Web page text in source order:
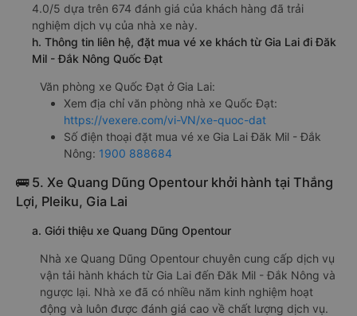
4.0/5 dựa trên 674 đánh giá của khách hàng đã trải
nghiệm dịch vụ của nhà xe này.
h. Thông tin liên hệ, đặt mua vé xe khách từ Gia Lai đi Đăk
Mil - Đắk Nông Quốc Đạt
Văn phòng xe Quốc Đạt ở Gia Lai:
Xem địa chỉ văn phòng nhà xe Quốc Đạt:
https://vexere.com/vi-VN/xe-quoc-dat
Số điện thoại đặt mua vé xe Gia Lai Đăk Mil - Đắk
Nông: 1900 888684
🚌 5. Xe Quang Dũng Opentour khởi hành tại Thắng
Lợi, Pleiku, Gia Lai
a. Giới thiệu xe Quang Dũng Opentour
Nhà xe Quang Dũng Opentour chuyên cung cấp dịch vụ
vận tải hành khách từ Gia Lai đến Đăk Mil - Đắk Nông và
ngược lại. Nhà xe đã có nhiều năm kinh nghiệm hoạt
động và luôn được đánh giá cao về chất lượng dịch vụ.